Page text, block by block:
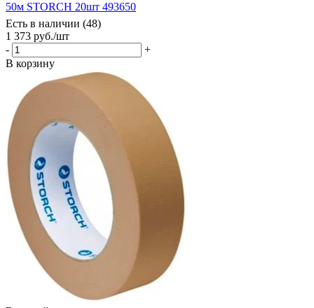
50м STORCH 20шт 493650
Есть в наличии (48)
1 373 руб./шт
-
+
В корзину